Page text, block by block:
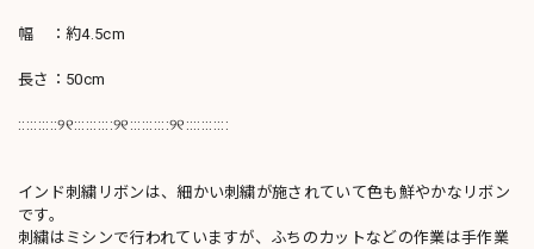
幅 ：約4.5cm
長さ：50cm
::::::::::୨୧::::::::::୨୧::::::::::୨୧:::::::::::
インド刺繍リボンは、細かい刺繍が施されていて色も鮮やかなリボン
です。
刺繍はミシンで行われていますが、ふちのカットなどの作業は手作業